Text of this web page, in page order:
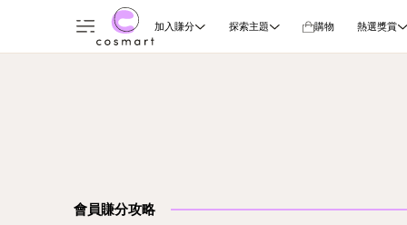
加入賺分 探索主題 購物 熱選獎賞
會員賺分攻略